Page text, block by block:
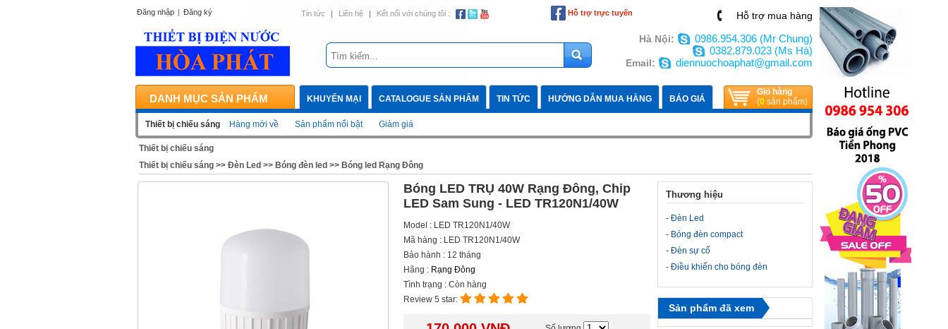
Đăng nhập | Đăng ký Tin tức | Liên hệ | Kết nối với chúng tôi : Hỗ trợ mua hàng
Hà Nội:
0986.954.306 (Mr Chung)
0382.879.023 (Ms Hà)
Email: diennuochoaphat@gmail.com
Hỗ trợ trực tuyến
DANH MỤC SẢN PHẨM KHUYẾN MẠI CATALOGUE SẢN PHẨM TIN TỨC HƯỚNG DẪN MUA HÀNG BÁO GIÁ
Giỏ hàng
(0 sản phẩm)
Thiết bị chiếu sáng Hàng mới về Sản phẩm nổi bật Giảm giá
Thiết bị chiếu sáng
Thiết bị chiếu sáng >> Đèn Led >> Bóng đèn led >> Bóng led Rạng Đông
Bóng LED TRỤ 40W Rạng Đông, Chip
LED Sam Sung - LED TR120N1/40W
Model : LED TR120N1/40W
Mã hàng : LED TR120N1/40W
Bảo hành : 12 tháng
Hãng : Rạng Đông
Tình trạng : Còn hàng
Review 5 star:
Thương hiệu
- Đèn Led
- Bóng đèn compact
- Đèn sự cố
- Điều khiển cho bóng đèn
Sản phẩm đã xem